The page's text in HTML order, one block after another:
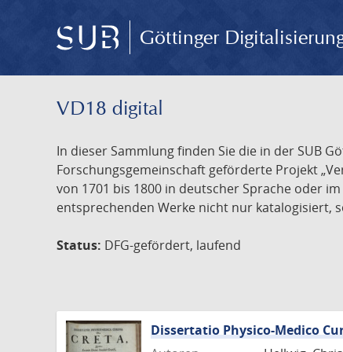
Göttinger
VD18 digital
In dieser Sammlung finden Sie die in der SUB
Forschungsgemeinschaft geförderte Projekt
von 1701 bis 1800 in deutscher Sprache oder
entsprechenden Werke nicht nur katalogisiert,
Status: DFG-gefördert, laufend
Dissertatio Physico-Medico